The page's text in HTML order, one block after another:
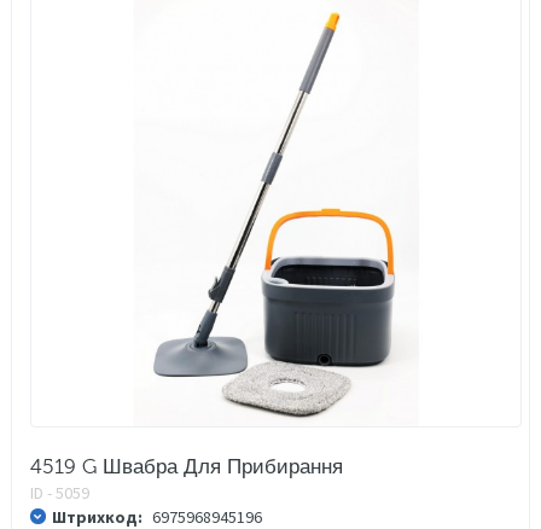
4519 G Швабра Для Прибирання
ID - 5059
Штрихкод: 6975968945196